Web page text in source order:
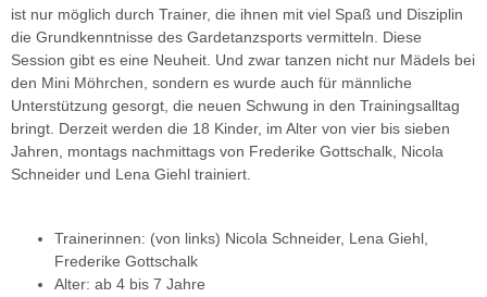
ist nur möglich durch Trainer, die ihnen mit viel Spaß und Disziplin
die Grundkenntnisse des Gardetanzsports vermitteln. Diese
Session gibt es eine Neuheit. Und zwar tanzen nicht nur Mädels bei
den Mini Möhrchen, sondern es wurde auch für männliche
Unterstützung gesorgt, die neuen Schwung in den Trainingsalltag
bringt. Derzeit werden die 18 Kinder, im Alter von vier bis sieben
Jahren, montags nachmittags von Frederike Gottschalk, Nicola
Schneider und Lena Giehl trainiert.
Trainerinnen: (von links) Nicola Schneider, Lena Giehl,
Frederike Gottschalk
Alter: ab 4 bis 7 Jahre